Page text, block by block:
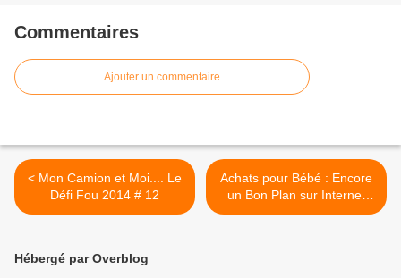
Commentaires
Ajouter un commentaire
< Mon Camion et Moi.... Le
Défi Fou 2014 # 12
Achats pour Bébé : Encore
un Bon Plan sur Internet
avec Zebazar.fr >
Hébergé par Overblog